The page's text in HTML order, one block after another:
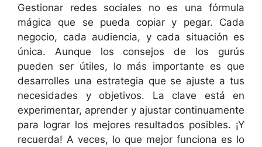
Gestionar redes sociales no es una fórmula
mágica que se pueda copiar y pegar. Cada
negocio, cada audiencia, y cada situación es
única. Aunque los consejos de los gurús
pueden ser útiles, lo más importante es que
desarrolles una estrategia que se ajuste a tus
necesidades y objetivos. La clave está en
experimentar, aprender y ajustar continuamente
para lograr los mejores resultados posibles. ¡Y
recuerda! A veces, lo que mejor funciona es lo